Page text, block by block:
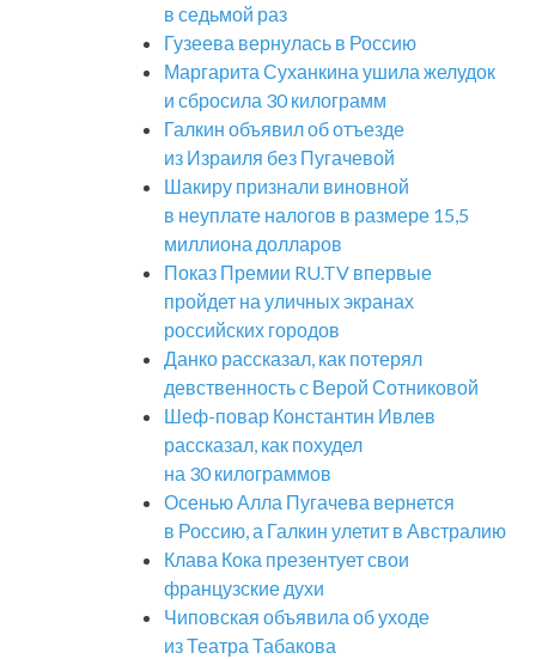
в седьмой раз
Гузеева вернулась в Россию
Маргарита Суханкина ушила желудок
и сбросила 30 килограмм
Галкин объявил об отъезде
из Израиля без Пугачевой
Шакиру признали виновной
в неуплате налогов в размере 15,5
миллиона долларов
Показ Премии RU.TV впервые
пройдет на уличных экранах
российских городов
Данко рассказал, как потерял
девственность с Верой Сотниковой
Шеф-повар Константин Ивлев
рассказал, как похудел
на 30 килограммов
Осенью Алла Пугачева вернется
в Россию, а Галкин улетит в Австралию
Клава Кока презентует свои
французские духи
Чиповская объявила об уходе
из Театра Табакова